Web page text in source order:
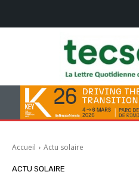
Accueil Actu solaire
ACTU SOLAIRE